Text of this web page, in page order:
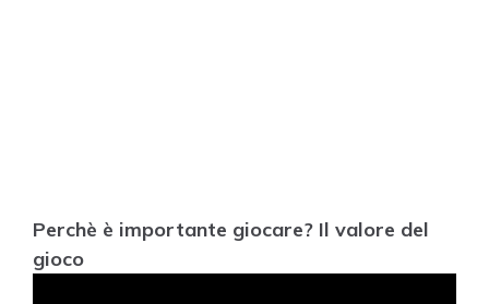
Perchè è importante giocare? Il valore del
gioco